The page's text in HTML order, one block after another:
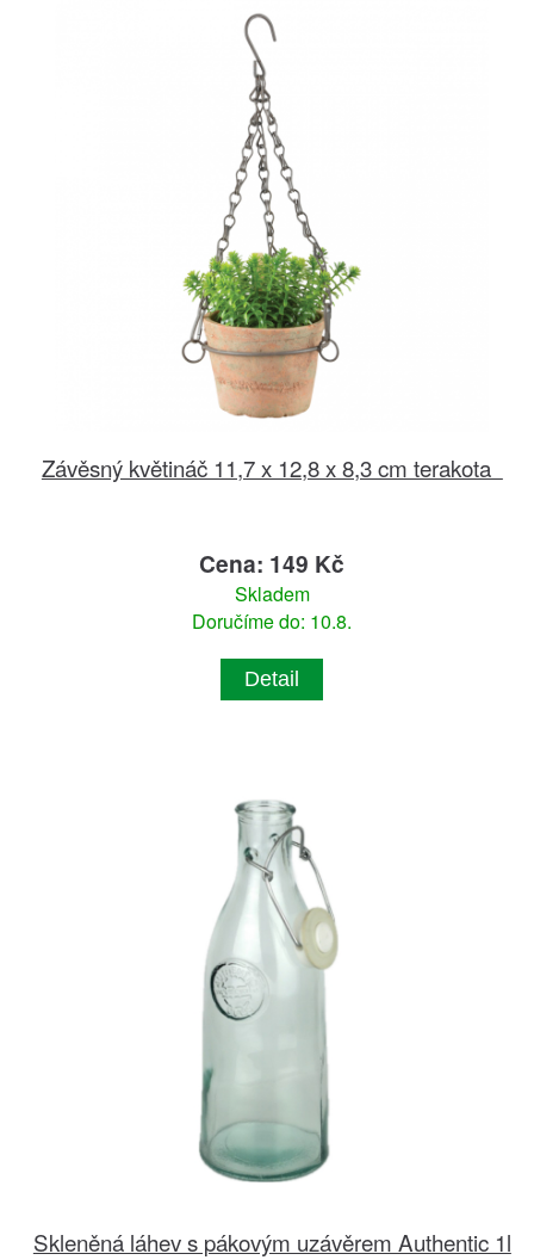
Závěsný květináč 11,7 x 12,8 x 8,3 cm terakota
Cena: 149 Kč
Skladem
Doručíme do: 10.8.
Detail
Skleněná láhev s pákovým uzávěrem Authentic 1l